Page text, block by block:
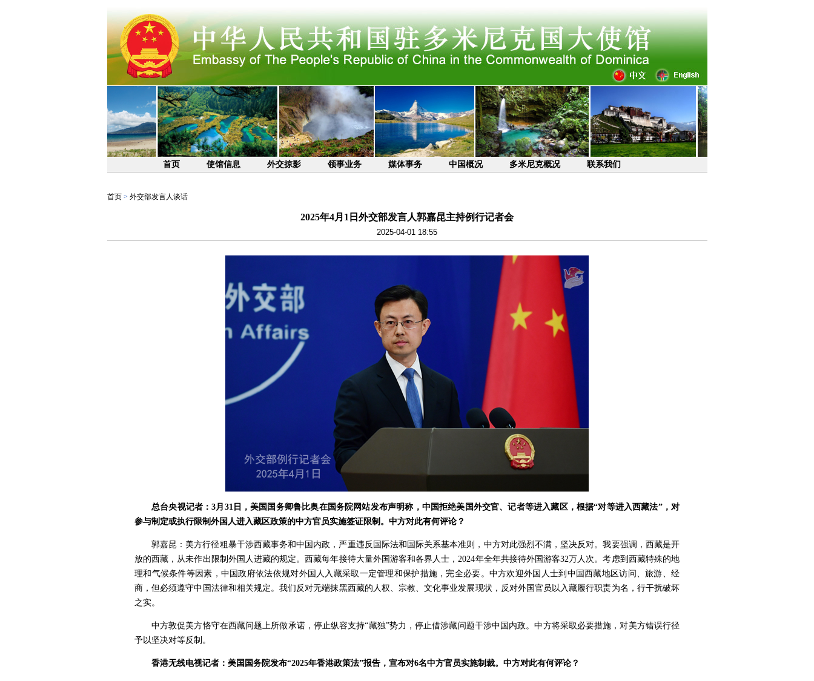
首页 使馆信息 外交掠影 领事业务 媒体事务 中国概况 多米尼克概况 联系我们
首页> 外交部发言人谈话
2025年4月1日外交部发言人郭嘉昆主持例行记者会
2025-04-01 18:55
总台央视记者：3月31日，美国国务卿鲁比奥在国务院网站发布声明称，中国拒绝美国外交官、记者等进入藏区，根据“对等进入西藏法”，对
参与制定或执行限制外国人进入藏区政策的中方官员实施签证限制。中方对此有何评论？
郭嘉昆：美方行径粗暴干涉西藏事务和中国内政，严重违反国际法和国际关系基本准则，中方对此强烈不满，坚决反对。我要强调，西藏是开
放的西藏，从未作出限制外国人进藏的规定。西藏每年接待大量外国游客和各界人士，2024年全年共接待外国游客32万人次。考虑到西藏特殊的地
理和气候条件等因素，中国政府依法依规对外国人入藏采取一定管理和保护措施，完全必要。中方欢迎外国人士到中国西藏地区访问、旅游、经
商，但必须遵守中国法律和相关规定。我们反对无端抹黑西藏的人权、宗教、文化事业发展现状，反对外国官员以入藏履行职责为名，行干扰破坏
之实。
中方敦促美方恪守在西藏问题上所做承诺，停止纵容支持“藏独”势力，停止借涉藏问题干涉中国内政。中方将采取必要措施，对美方错误行径
予以坚决对等反制。
香港无线电视记者：美国国务院发布“2025年香港政策法”报告，宣布对6名中方官员实施制裁。中方对此有何评论？